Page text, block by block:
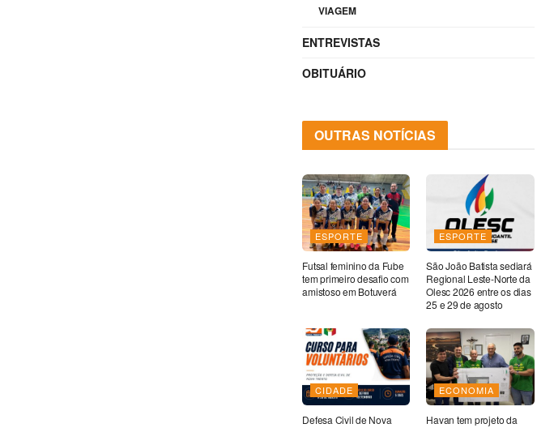
VIAGEM
ENTREVISTAS
OBITUÁRIO
OUTRAS NOTÍCIAS
ESPORTE
Futsal feminino da Fube
tem primeiro desafio com
amistoso em Botuverá
ESPORTE
São João Batista sediará
Regional Leste-Norte da
Olesc 2026 entre os dias
25 e 29 de agosto
CIDADE
Defesa Civil de Nova
ECONOMIA
Havan tem projeto da